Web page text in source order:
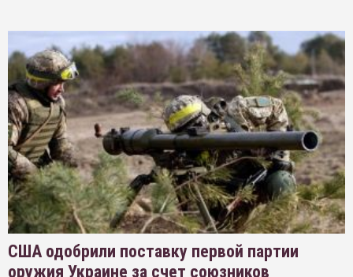
США одобрили поставку первой партии
оружия Украине за счет союзников